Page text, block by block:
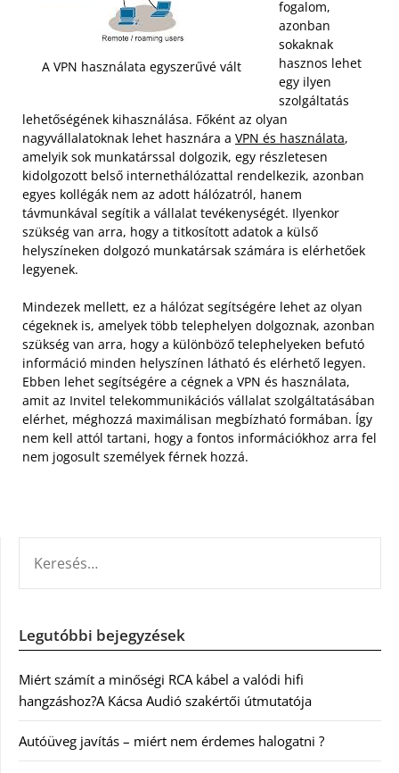
A VPN használata egyszerűvé vált
fogalom,
azonban
sokaknak
hasznos lehet
egy ilyen
szolgáltatás
lehetőségének kihasználása. Főként az olyan
nagyvállalatoknak lehet hasznára a VPN és használata,
amelyik sok munkatárssal dolgozik, egy részletesen
kidolgozott belső internethálózattal rendelkezik, azonban
egyes kollégák nem az adott hálózatról, hanem
távmunkával segítik a vállalat tevékenységét. Ilyenkor
szükség van arra, hogy a titkosított adatok a külső
helyszíneken dolgozó munkatársak számára is elérhetőek
legyenek.
Mindezek mellett, ez a hálózat segítségére lehet az olyan
cégeknek is, amelyek több telephelyen dolgoznak, azonban
szükség van arra, hogy a különböző telephelyeken befutó
információ minden helyszínen látható és elérhető legyen.
Ebben lehet segítségére a cégnek a VPN és használata,
amit az Invitel telekommunikációs vállalat szolgáltatásában
elérhet, méghozzá maximálisan megbízható formában. Így
nem kell attól tartani, hogy a fontos információkhoz arra fel
nem jogosult személyek férnek hozzá.
Legutóbbi bejegyzések
Miért számít a minőségi RCA kábel a valódi hifi
hangzáshoz?A Kácsa Audió szakértői útmutatója
Autóüveg javítás – miért nem érdemes halogatni ?